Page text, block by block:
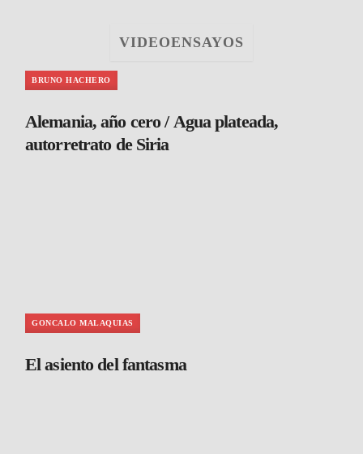
VIDEOENSAYOS
BRUNO HACHERO
Alemania, año cero / Agua plateada,
autorretrato de Siria
GONCALO MALAQUIAS
El asiento del fantasma